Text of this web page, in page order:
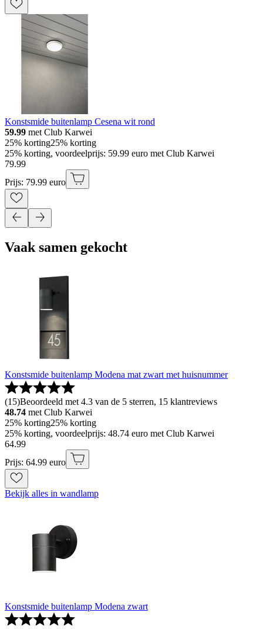
Konstsmide buitenlamp Cesena wit rond
59.99 met Club Karwei
25% korting25% korting
25% korting, voordeelprijs: 59.99 euro met Club Karwei
79.99
Prijs: 79.99 euro
Vaak samen gekocht
Konstsmide buitenlamp Modena mat zwart met huisnummer
(15)Beoordeeld met 4.3 van de 5 sterren, 15 klantreviews
48.74 met Club Karwei
25% korting25% korting
25% korting, voordeelprijs: 48.74 euro met Club Karwei
64.99
Prijs: 64.99 euro
Bekijk alles in wandlamp
Konstsmide buitenlamp Modena zwart